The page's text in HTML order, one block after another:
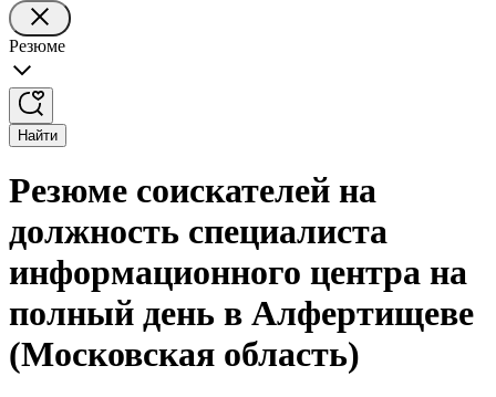
Резюме
Найти
Резюме соискателей на
должность специалиста
информационного центра на
полный день в Алфертищеве
(Московская область)